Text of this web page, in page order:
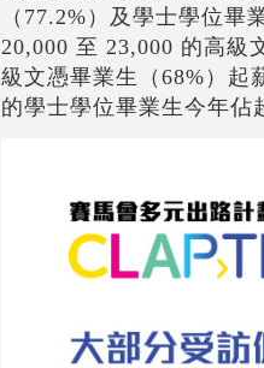
（77.2%）及學士學位
20,000 至 23,000 的高級
級文憑畢業生（68%）起
的學士學位畢業生今年佔